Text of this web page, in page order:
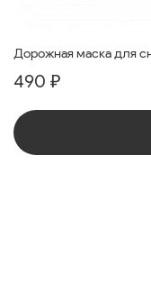
Дорожная маска для
490 ₽